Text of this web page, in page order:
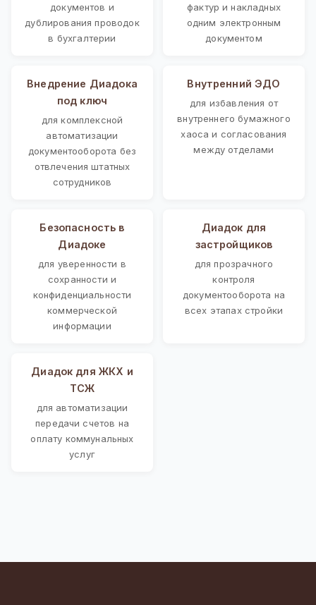
документов и
дублирования проводок
в бухгалтерии
фактур и накладных
одним электронным
документом
Внедрение Диадока
под ключ
для комплексной
автоматизации
документооборота без
отвлечения штатных
сотрудников
Внутренний ЭДО
для избавления от
внутреннего бумажного
хаоса и согласования
между отделами
Безопасность в
Диадоке
для уверенности в
сохранности и
конфиденциальности
коммерческой
информации
Диадок для
застройщиков
для прозрачного
контроля
документооборота на
всех этапах стройки
Диадок для ЖКХ и
ТСЖ
для автоматизации
передачи счетов на
оплату коммунальных
услуг